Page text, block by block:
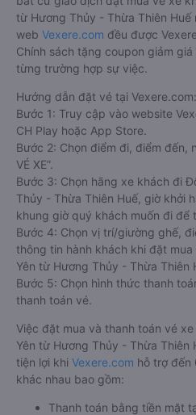
từ Hương Thủy - Thừa Thiên
web Vexere.com đều được
Chính sách tặng coupon giảm
từng trường hợp sự việc.
Hướng dẫn đặt vé tại Vexere.com:
Bước 1: Truy cập vào website
CH Play hoặc App Store.
Bước 2: Chọn điểm đi, điểm đến,
VÉ XE”.
Bước 3: Chọn hãng xe khách đi
Thủy - Thừa Thiên Huế, giờ khởi
khung giờ quý khách muốn đi để
Bước 4: Chọn vị trí/giường ghế,
thông tin hành khách khi đặt
Yên từ Hương Thủy - Thừa Thiên
Bước 5: Chọn hình thức thanh
thanh toán vé.
Việc đặt mua và thanh toán vé
Yên từ Hương Thủy - Thừa Thiên
tiện lợi khi Vexere.com hỗ trợ đến
khác nhau bao gồm:
Thanh toán bằng tiền mặt